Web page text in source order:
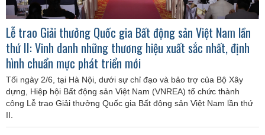
Lễ trao Giải thưởng Quốc gia Bất động sản Việt Nam lần
thứ II: Vinh danh những thương hiệu xuất sắc nhất, định
hình chuẩn mực phát triển mới
Tối ngày 2/6, tại Hà Nội, dưới sự chỉ đạo và bảo trợ của Bộ Xây
dựng, Hiệp hội Bất động sản Việt Nam (VNREA) tổ chức thành
công Lễ trao Giải thưởng Quốc gia Bất động sản Việt Nam lần thứ
II.